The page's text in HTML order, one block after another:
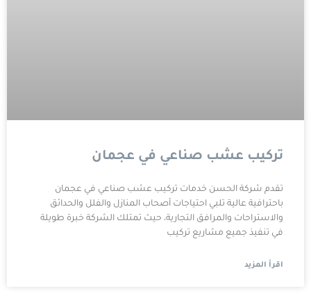
تركيب عشب صناعي في عجمان
تقدم شركة الحسن خدمات تركيب عشب صناعي في عجمان
باحترافية عالية تلبي احتياجات أصحاب المنازل والفلل والحدائق
والاستراحات والمرافق التجارية، حيث تمتلك الشركة خبرة طويلة
في تنفيذ جميع مشاريع تركيب
اقرأ المزيد